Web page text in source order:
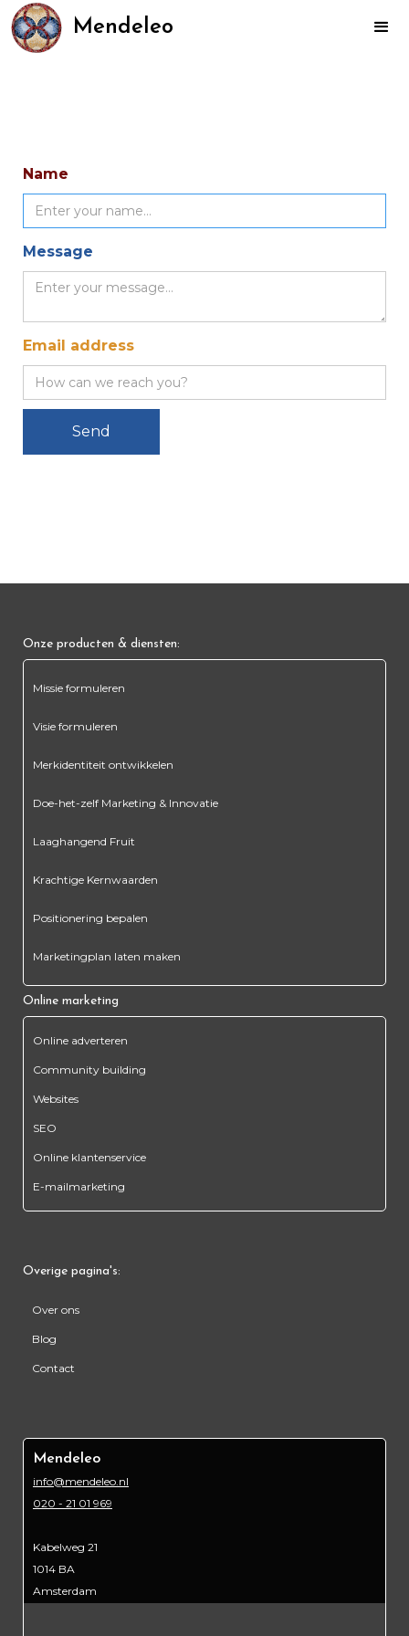
Mendeleo
Name
Message
Email address
Onze producten & diensten:
Missie formuleren
Visie formuleren
Merkidentiteit ontwikkelen
Doe-het-zelf Marketing & Innovatie
Laaghangend Fruit
Krachtige Kernwaarden
Positionering bepalen
Marketingplan laten maken
Online marketing
Online adverteren
Community building
Websites
SEO
Online klantenservice
E-mailmarketing
Overige pagina's:
Over ons
Blog
Contact
Mendeleo
info@mendeleo.nl
020 - 21 01 969
Kabelweg 21
1014 BA
Amsterdam